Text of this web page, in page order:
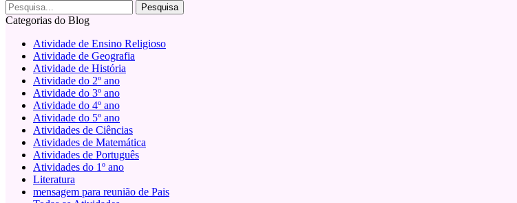
Categorias do Blog
Atividade de Ensino Religioso
Atividade de Geografia
Atividade de História
Atividade do 2º ano
Atividade do 3º ano
Atividade do 4º ano
Atividade do 5º ano
Atividades de Ciências
Atividades de Matemática
Atividades de Português
Atividades do 1º ano
Literatura
mensagem para reunião de Pais